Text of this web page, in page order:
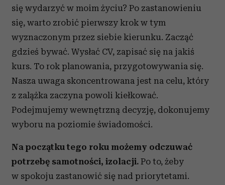
się wydarzyć w moim życiu? Po zastanowieniu
się, warto zrobić pierwszy krok w tym
wyznaczonym przez siebie kierunku. Zacząć
gdzieś bywać. Wysłać CV, zapisać się na jakiś
kurs. To rok planowania, przygotowywania się.
Nasza uwaga skoncentrowana jest na celu, który
z zalążka zaczyna powoli kiełkować.
Podejmujemy wewnętrzną decyzję, dokonujemy
wyboru na poziomie świadomości.
Na początku tego roku możemy odczuwać
potrzebę samotności, izolacji. Po to, żeby
w spokoju zastanowić się nad priorytetami.